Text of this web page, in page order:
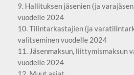
9. Hallituksen jäsenien (ja
vuodelle 2024
10. Tilintarkastajien (ja
valitseminen vuodelle 2024
11. Jäsenmaksun, liittymismaksun
vuodelle 2024